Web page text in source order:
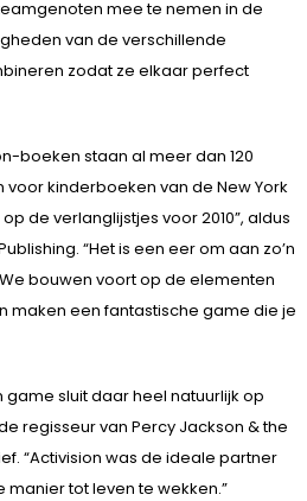
mee te nemen in de
van de verschillende
zodat ze elkaar perfect
boeken staan al meer dan 120
kinderboeken van de New York
de verlanglijstjes voor 2010”, aldus
“Het is een eer om aan zo’n
bouwen voort op de elementen
maken een fantastische game die je
game sluit daar heel natuurlijk op
regisseur van Percy Jackson & the
“Activision was de ideale partner
tot leven te wekken.”